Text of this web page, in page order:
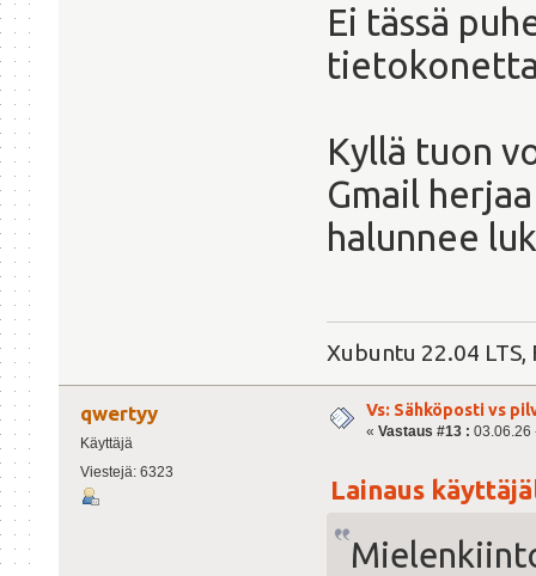
Ei tässä
Kyllä tuon
Gmail
halunnee
Xubuntu 22.04
qwertyy
Käyttäjä
Viestejä: 6323
Vs: Sähköposti vs
« Vastaus #13 : 03.06.26
Lainaus